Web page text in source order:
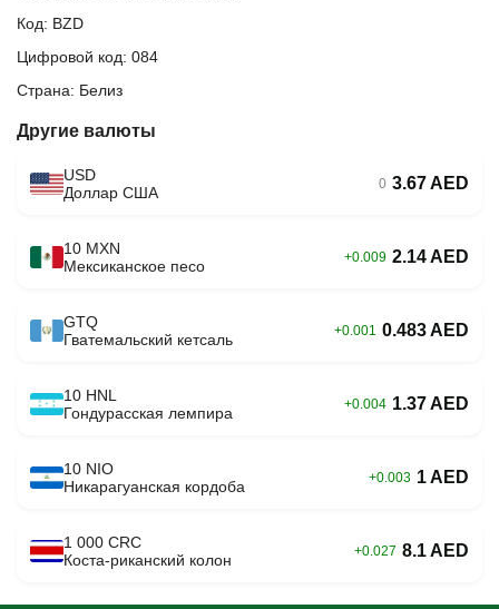
Код: BZD
Цифровой код: 084
Страна: Белиз
Другие валюты
USD
Доллар США
0 3.67 AED
10 MXN
Мексиканское песо
+0.009 2.14 AED
GTQ
Гватемальский кетсаль
+0.001 0.483 AED
10 HNL
Гондурасская лемпира
+0.004 1.37 AED
10 NIO
Никарагуанская кордоба
+0.003 1 AED
1 000 CRC
Коста-риканский колон
+0.027 8.1 AED